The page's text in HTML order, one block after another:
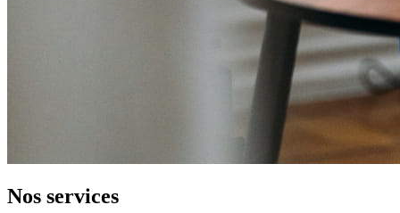
Nos services